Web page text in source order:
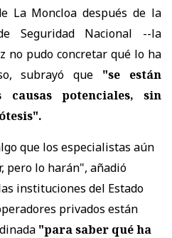
La Moncloa después de la
Seguridad Nacional --la
no pudo concretar qué lo ha
subrayó que "se están
causas potenciales, sin
que los especialistas aún
pero lo harán", añadió
instituciones del Estado
privados están
"para saber qué ha